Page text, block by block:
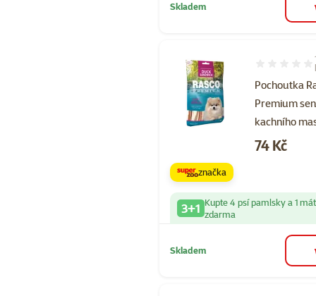
Skladem
Pochoutka
Premium
kachního
Hodnocení
Cena
74 Kč
značka
3+1 Kupte 4 psí pamlsky a 1
zdarma
Skladem